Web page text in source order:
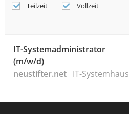
Teilzeit Vollzeit
IT-Systemadministrator
(m/w/d)
neustifter.net IT-Systemhaus